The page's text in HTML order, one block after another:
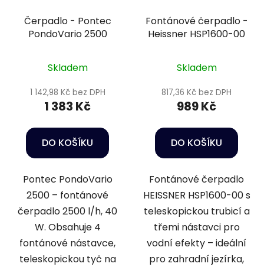
Čerpadlo - Pontec
PondoVario 2500
Skladem
1 142,98 Kč bez DPH
1 383 Kč
DO KOŠÍKU
Pontec PondoVario
2500 – fontánové
čerpadlo 2500 l/h, 40
W. Obsahuje 4
fontánové nástavce,
teleskopickou tyč na
Fontánové čerpadlo -
Heissner HSP1600-00
Skladem
817,36 Kč bez DPH
989 Kč
DO KOŠÍKU
Fontánové čerpadlo
HEISSNER HSP1600-00 s
teleskopickou trubicí a
třemi nástavci pro
vodní efekty – ideální
pro zahradní jezírka,